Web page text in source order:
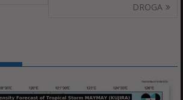
DROGA